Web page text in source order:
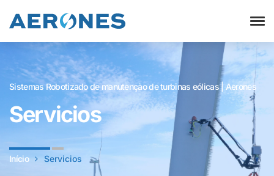
Sistemas Robotizado de manutenção de turbinas eólicas | Aerones
Servicios
Início Servicios